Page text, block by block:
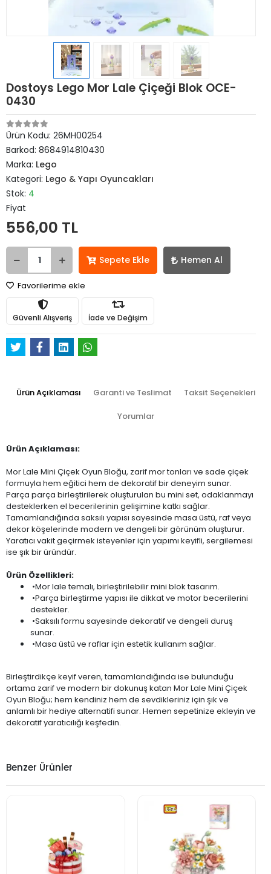
Dostoys Lego Mor Lale Çiçeği Blok OCE-
0430
Ürün Kodu: 26MH00254
Barkod: 8684914810430
Marka: Lego
Kategori: Lego & Yapı Oyuncakları
Stok: 4
Fiyat
556,00 TL
Sepete Ekle Hemen Al
Favorilerime ekle
Güvenli Alışveriş İade ve Değişim
Ürün Açıklaması Garanti ve Teslimat Taksit Seçenekleri
Yorumlar
Ürün Açıklaması:
Mor Lale Mini Çiçek Oyun Bloğu, zarif mor tonları ve sade çiçek
formuyla hem eğitici hem de dekoratif bir deneyim sunar.
Parça parça birleştirilerek oluşturulan bu mini set, odaklanmayı
desteklerken el becerilerinin gelişimine katkı sağlar.
Tamamlandığında saksılı yapısı sayesinde masa üstü, raf veya
dekor köşelerinde modern ve dengeli bir görünüm oluşturur.
Yaratıcı vakit geçirmek isteyenler için yapımı keyifli, sergilemesi
ise şık bir üründür.
Ürün Özellikleri:
•Mor lale temalı, birleştirilebilir mini blok tasarım.
•Parça birleştirme yapısı ile dikkat ve motor becerilerini
destekler.
•Saksılı formu sayesinde dekoratif ve dengeli duruş
sunar.
•Masa üstü ve raflar için estetik kullanım sağlar.
Birleştirdikçe keyif veren, tamamlandığında ise bulunduğu
ortama zarif ve modern bir dokunuş katan Mor Lale Mini Çiçek
Oyun Bloğu; hem kendiniz hem de sevdikleriniz için şık ve
anlamlı bir hediye alternatifi sunar. Hemen sepetinize ekleyin ve
dekoratif yaratıcılığı keşfedin.
Benzer Ürünler